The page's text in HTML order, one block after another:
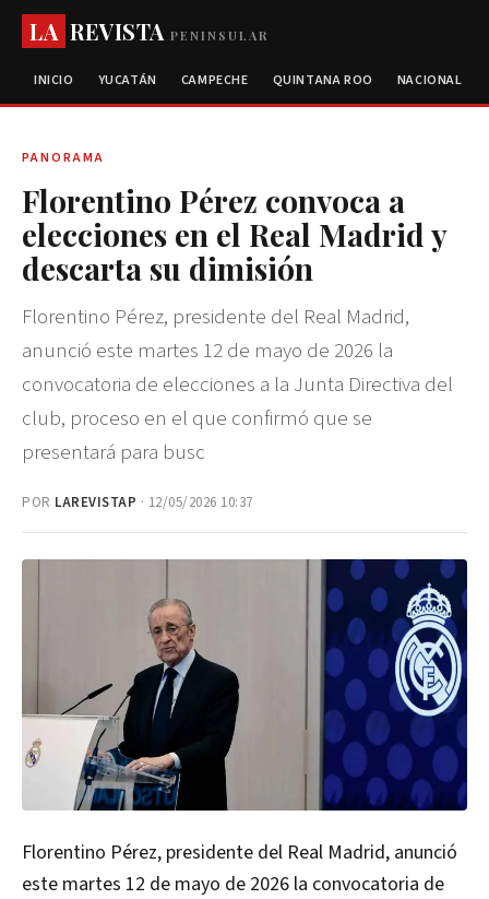
LA REVISTAPENINSULAR
INICIO YUCATÁN CAMPECHE QUINTANA ROO NACIONAL
PANORAMA
Florentino Pérez convoca a
elecciones en el Real Madrid y
descarta su dimisión
Florentino Pérez, presidente del Real Madrid,
anunció este martes 12 de mayo de 2026 la
convocatoria de elecciones a la Junta Directiva del
club, proceso en el que confirmó que se
presentará para busc
POR LAREVISTAP · 12/05/2026 10:37
Florentino Pérez, presidente del Real Madrid, anunció
este martes 12 de mayo de 2026 la convocatoria de